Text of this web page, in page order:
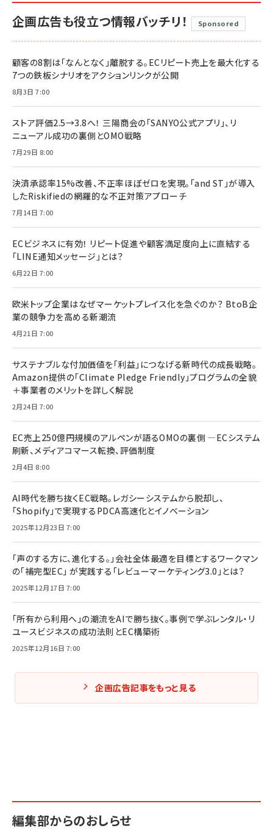
企画広告も役立つ情報バッチリ！ Sponsored
顧客の8割は「なんとなく」離脱する。ECリピート売上を最大化する
7つの鉄板シナリオをアクションリンクが公開
8月3日 7:00
ストア評価2.5→3.8へ！ 三陽商会の「SANYO公式アプリ」、リ
ニューアル成功の裏側とOMO戦略
7月29日 8:00
決済承認率15%改善、不正率ほぼゼロを実現。「and ST」が導入
したRiskifiedの網羅的な不正対策アプローチ
7月14日 7:00
ECビジネスに有効！ リピート促進や顧客満足度向上に直結する
「LINE通知メッセージ」とは？
6月22日 7:00
欧米トップ企業はなぜマーケットプレイス化を急ぐのか？ BtoB企
業の競争力を高める新潮流
4月21日 7:00
サステナブルな付加価値を「利益」につなげる新時代の成長戦略。
Amazon提供の「Climate Pledge Friendly」プログラムの全貌
＋事業者のメリットを詳しく解説
2月24日 7:00
EC売上250億円規模のアルペンが語るOMOの裏側 ―ECシステム
刷新、メディアコマース転換、評価制度
2月4日 8:00
AI時代を勝ち抜くEC戦略。レガシーシステムから脱却し、
「Shopify」で実現するPDCA高速化とイノベーション
2025年12月23日 7:00
「声のする方に、進化する。」会社全体最適を目標とするワークマン
の「補完型EC」 が実践する「レビューマーケティング3.0」とは？
2025年12月17日 7:00
「所有から利用へ」の潮流をAIで勝ち抜く。事例で学ぶレンタル・リ
ユースビジネスの成功法則とEC構築術
2025年12月16日 7:00
企画広告記事をもっと見る
編集部からのおしらせ